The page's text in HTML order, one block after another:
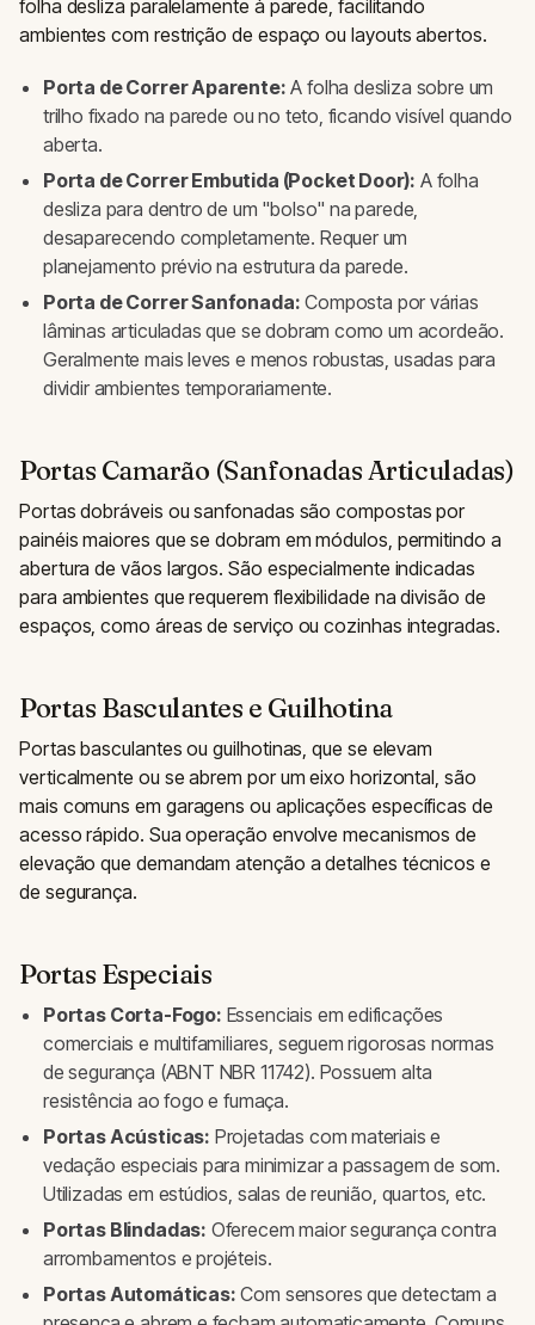
folha desliza paralelamente à parede, facilitando
ambientes com restrição de espaço ou layouts abertos.
Porta de Correr Aparente: A folha desliza sobre um
trilho fixado na parede ou no teto, ficando visível quando
aberta.
Porta de Correr Embutida (Pocket Door): A folha
desliza para dentro de um "bolso" na parede,
desaparecendo completamente. Requer um
planejamento prévio na estrutura da parede.
Porta de Correr Sanfonada: Composta por várias
lâminas articuladas que se dobram como um acordeão.
Geralmente mais leves e menos robustas, usadas para
dividir ambientes temporariamente.
Portas Camarão (Sanfonadas Articuladas)
Portas dobráveis ou sanfonadas são compostas por
painéis maiores que se dobram em módulos, permitindo a
abertura de vãos largos. São especialmente indicadas
para ambientes que requerem flexibilidade na divisão de
espaços, como áreas de serviço ou cozinhas integradas.
Portas Basculantes e Guilhotina
Portas basculantes ou guilhotinas, que se elevam
verticalmente ou se abrem por um eixo horizontal, são
mais comuns em garagens ou aplicações específicas de
acesso rápido. Sua operação envolve mecanismos de
elevação que demandam atenção a detalhes técnicos e
de segurança.
Portas Especiais
Portas Corta-Fogo: Essenciais em edificações
comerciais e multifamiliares, seguem rigorosas normas
de segurança (ABNT NBR 11742). Possuem alta
resistência ao fogo e fumaça.
Portas Acústicas: Projetadas com materiais e
vedação especiais para minimizar a passagem de som.
Utilizadas em estúdios, salas de reunião, quartos, etc.
Portas Blindadas: Oferecem maior segurança contra
arrombamentos e projéteis.
Portas Automáticas: Com sensores que detectam a